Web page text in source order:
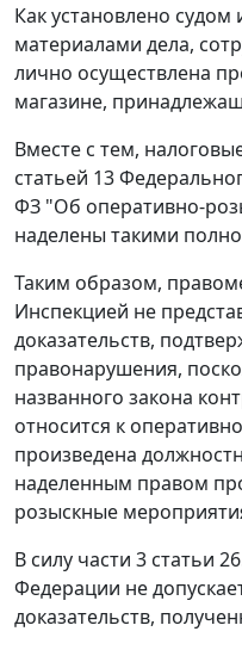
Как установлено судом
материалами дела,
лично осуществлена
магазине,
Вместе с тем,
статьей 13
ФЗ "Об оперативно-
наделены такими
Таким образом,
Инспекцией не
доказательств,
правонарушения,
названного закона
относится к
произведена
наделенным правом
розыскные
В силу части 3 статьи
Федерации не
доказательств,